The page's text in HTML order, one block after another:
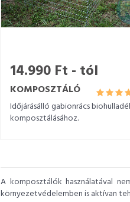
14.990 Ft - tól
KOMPOSZTÁLÓ
Időjárásálló gabionrács
komposztálásához.
A komposztálók használatával
környezetvédelemben is aktívan